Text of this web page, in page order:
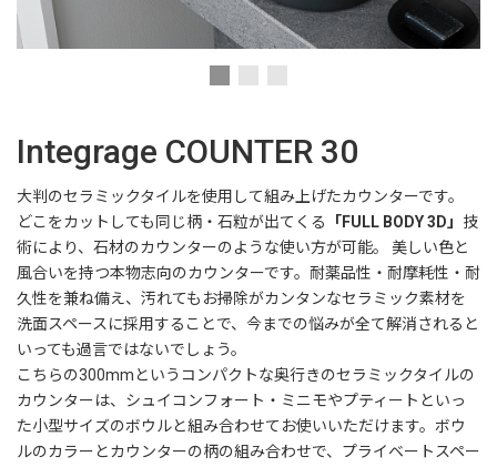
Integrage COUNTER 30
大判のセラミックタイルを使用して組み上げたカウンターです。
どこをカットしても同じ柄・石粒が出てくる
「FULL BODY 3D」 技
術により、石材のカウンターのような使い方が可能。 美しい色と
風合いを持つ本物志向のカウンターです。耐薬品性・耐摩耗性・耐
久性を兼ね備え、汚れてもお掃除がカンタンなセラミック素材を
洗面スペースに採用することで、今までの悩みが全て解消されると
いっても過言ではないでしょう。
こちらの300mmというコンパクトな奥行きのセラミックタイルの
カウンターは、シュイコンフォート・ミニモやプティートといっ
た小型サイズのボウルと組み合わせてお使いいただけます。ボウ
ルのカラーとカウンターの柄の組み合わせで、プライベートスペー